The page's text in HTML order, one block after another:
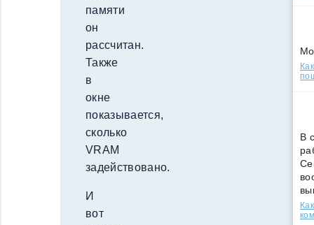
памяти
он
рассчитан.
Также
в
окне
показывается,
сколько
VRAM
задействовано.
И
вот
В